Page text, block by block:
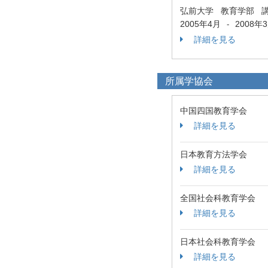
弘前大学 教育学部
2005年4月
-
2008年3
詳細を見る
所属学協会
中国四国教育学会
詳細を見る
日本教育方法学会
詳細を見る
全国社会科教育学会
詳細を見る
日本社会科教育学会
詳細を見る